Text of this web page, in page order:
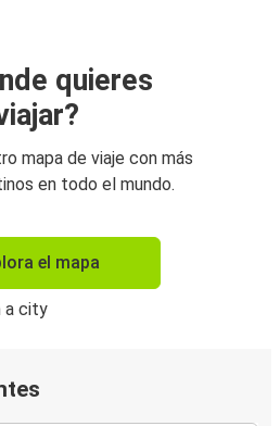
quieres
mapa de viaje con más
en todo el mundo.
el mapa